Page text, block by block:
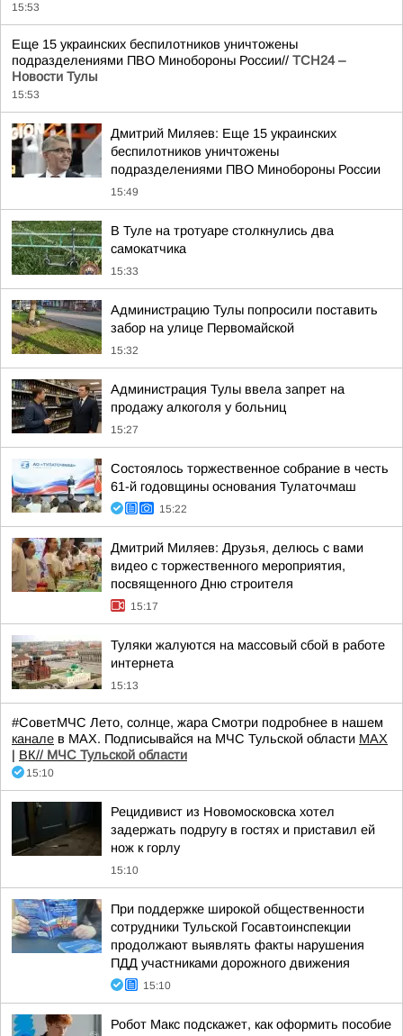
15:53
Еще 15 украинских беспилотников уничтожены
подразделениями ПВО Минобороны России// ТСН24 –
Новости Тулы
15:53
Дмитрий Миляев: Еще 15 украинских
беспилотников уничтожены
подразделениями ПВО Минобороны России
15:49
В Туле на тротуаре столкнулись два
самокатчика
15:33
Администрацию Тулы попросили поставить
забор на улице Первомайской
15:32
Администрация Тулы ввела запрет на
продажу алкоголя у больниц
15:27
Состоялось торжественное собрание в честь
61-й годовщины основания Тулаточмаш
15:22
Дмитрий Миляев: Друзья, делюсь с вами
видео с торжественного мероприятия,
посвященного Дню строителя
15:17
Туляки жалуются на массовый сбой в работе
интернета
15:13
#СоветМЧС Лето, солнце, жара Смотри подробнее в нашем
канале в МАХ. Подписывайся на МЧС Тульской области MAX
| ВК// МЧС Тульской области
15:10
Рецидивист из Новомосковска хотел
задержать подругу в гостях и приставил ей
нож к горлу
15:10
При поддержке широкой общественности
сотрудники Тульской Госавтоинспекции
продолжают выявлять факты нарушения
ПДД участниками дорожного движения
15:10
Робот Макс подскажет, как оформить пособие